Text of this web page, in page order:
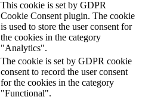
This cookie is set by GDPR
Cookie Consent plugin. The cookie
is used to store the user consent for
the cookies in the category
"Analytics".
The cookie is set by GDPR cookie
consent to record the user consent
for the cookies in the category
"Functional".